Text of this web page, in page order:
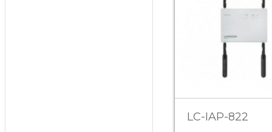
LC-IAP-822